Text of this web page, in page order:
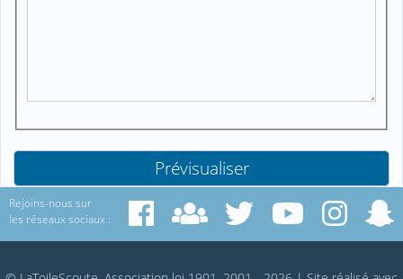
Rejoins-nous sur
les réseaux sociaux :